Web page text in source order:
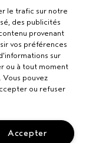
le trafic sur notre
des publicités
provenant
vos préférences
sur
ou à tout moment
pouvez
ou refuser
Accepter